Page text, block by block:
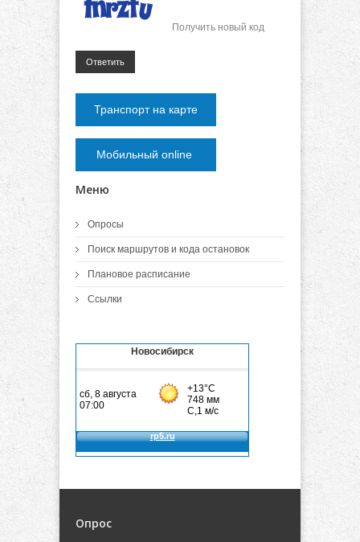
Получить новый код
Ответить
Транспорт на карте
Мобильный online
Меню
Опросы
Поиск маршрутов и кода остановок
Плановое расписание
Ссылки
Новосибирск
Опрос